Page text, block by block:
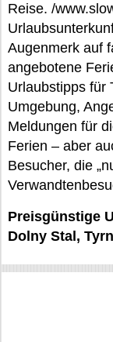
Reise. /
Augenmerk auf
angebotene
Urlaubstipps für
Umgebung,
Meldungen für
Ferien – aber
Besucher, die
Preisgünstige
Dolny Stal,